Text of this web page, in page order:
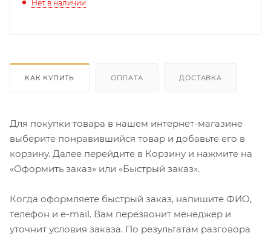
Нет в наличии
КАК КУПИТЬ ОПЛАТА ДОСТАВКА
Для покупки товара в нашем интернет-магазине
выберите понравившийся товар и добавьте его в
корзину. Далее перейдите в Корзину и нажмите на
«Оформить заказ» или «Быстрый заказ».
Когда оформляете быстрый заказ, напишите ФИО,
телефон и e-mail. Вам перезвонит менеджер и
уточнит условия заказа. По результатам разговора